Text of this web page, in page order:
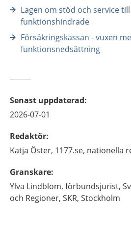
Lagen om stöd och service till
funktionshindrade
Försäkringskassan - vuxen
funktionsnedsättning
Senast uppdaterad:
2026-07-01
Redaktör:
Katja Öster, 1177.se, nationella
Granskare:
Ylva Lindblom, förbundsjurist,
och Regioner, SKR, Stockholm